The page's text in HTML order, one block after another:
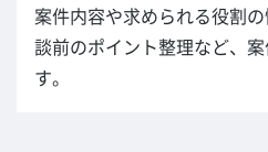
案件内容や求められる役割
談前のポイント整理など、
す。